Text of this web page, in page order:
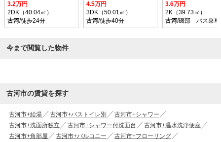
3.2万円
2DK（40.04㎡）
古河/徒歩24分
4.5万円
3DK（50.01㎡）
古河/徒歩40分
3.6万円
2K（39.73㎡）
古河/磯部 バス乗
今まで閲覧した物件
古河市の賃貸を探す
古河市+給湯 古河市+バストイレ別
古河市+シャワー
古河市+洗面所独立
古河市+シャワー付洗面台
古河市+温水洗浄便座
古河市+角部屋
古河市+バルコニー
古河市+フローリング